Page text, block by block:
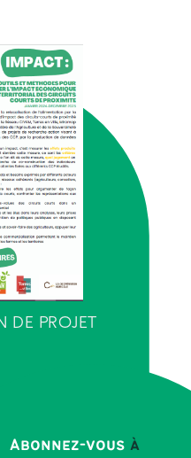
Abonnez-vous à
DE PROJET
projet interonvar
par Trame. Ce